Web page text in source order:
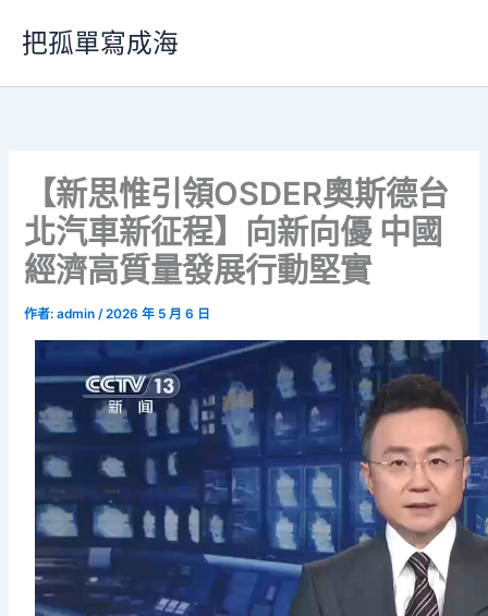
要
把孤單寫成海
【新思惟引領OSDER奧斯德台
北汽車新征程】向新向優 中國
經濟高質量發展行動堅實
作者:admin/2026 年 5 月 6 日